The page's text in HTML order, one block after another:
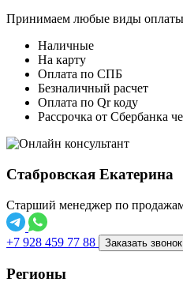
Принимаем любые виды
Наличные
На карту
Оплата по СПБ
Безналичный расчет
Оплата по Qr коду
Рассрочка от Сбербанка
Стабровская Екатерина
Старший менеджер по
+7 928 459 77 88 Заказать звонок
Регионы